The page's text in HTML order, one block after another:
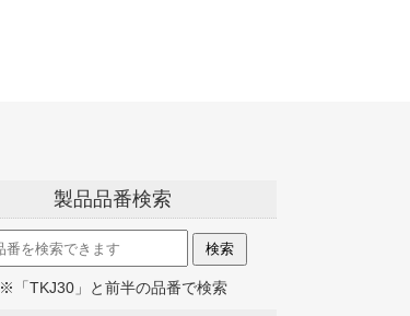
製品品番検索
※「TKJ30」と前半の品番で検索